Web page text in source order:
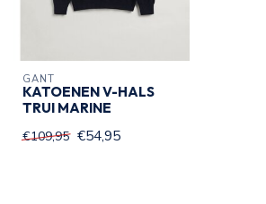
GANT
KATOENEN V-HALS
TRUI MARINE
€109,95 €54,95